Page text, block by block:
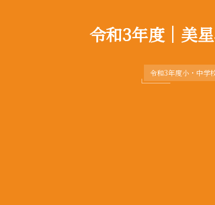
令和3年度｜美
令和3年度小・中学